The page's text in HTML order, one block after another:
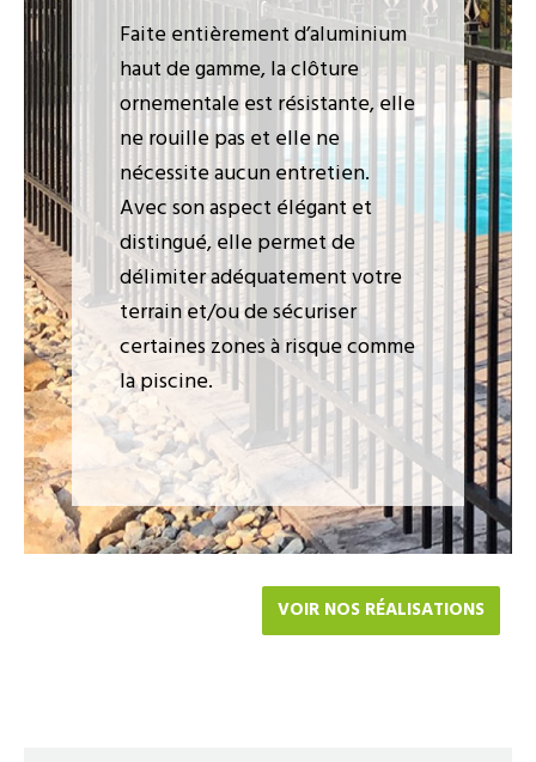
Faite entièrement d’aluminium
haut de gamme, la clôture
ornementale est résistante, elle
ne rouille pas et elle ne
nécessite aucun entretien.
Avec son aspect élégant et
distingué, elle permet de
délimiter adéquatement votre
terrain et/ou de sécuriser
certaines zones à risque comme
la piscine.
VOIR NOS RÉALISATIONS